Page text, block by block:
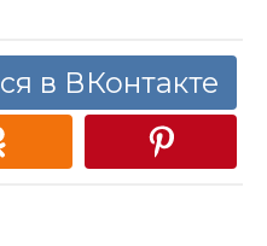
в ВКонтакте